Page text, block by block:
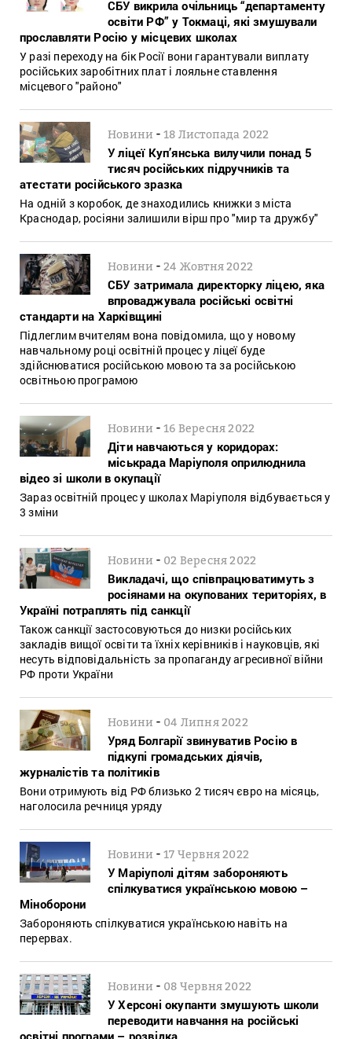
​​СБУ викрила очільниць “департаменту
освіти РФ” у Токмаці, які змушували
прославляти Росію у місцевих школах
У разі переходу на бік Росії вони гарантували виплату
російських заробітних плат і лояльне ставлення
місцевого "районо"
Новини -18 Листопада 2022
У ліцеї Куп’янська вилучили понад 5
тисяч російських підручників та
атестати російського зразка
На одній з коробок, де знаходились книжки з міста
Краснодар, росіяни залишили вірш про "мир та дружбу"
Новини -24 Жовтня 2022
СБУ затримала директорку ліцею, яка
впроваджувала російські освітні
стандарти на Харківщині
Підлеглим вчителям вона повідомила, що у новому
навчальному році освітній процес у ліцеї буде
здійснюватися російською мовою та за російською
освітньою програмою
Новини -16 Вересня 2022
Діти навчаються у коридорах:
міськрада Маріуполя оприлюднила
відео зі школи в окупації
Зараз освітній процес у школах Маріуполя відбувається у
3 зміни
Новини - 02 Вересня 2022
Викладачі, що співпрацюватимуть з
росіянами на окупованих територіях, в
Україні потраплять під санкції
Також санкції застосовуються до низки російських
закладів вищої освіти та їхніх керівників і науковців, які
несуть відповідальність за пропаганду агресивної війни
РФ проти України
Новини - 04 Липня 2022
Уряд Болгарії звинуватив Росію в
підкупі громадських діячів,
журналістів та політиків
Вони отримують від РФ близько 2 тисяч євро на місяць,
наголосила речниця уряду
Новини -17 Червня 2022
У Маріуполі дітям забороняють
спілкуватися українською мовою –
Міноборони
Забороняють спілкуватися українською навіть на
перервах.
Новини - 08 Червня 2022
У Херсоні окупанти змушують школи
переводити навчання на російські
освітні програми – розвідка